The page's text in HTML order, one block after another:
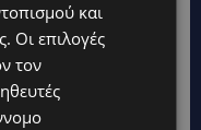
και
Οι επιλογές
τον